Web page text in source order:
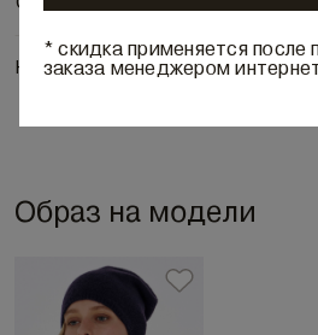
Наличие в бутиках
Образ на модели
* скидка применяется после
заказа менеджером